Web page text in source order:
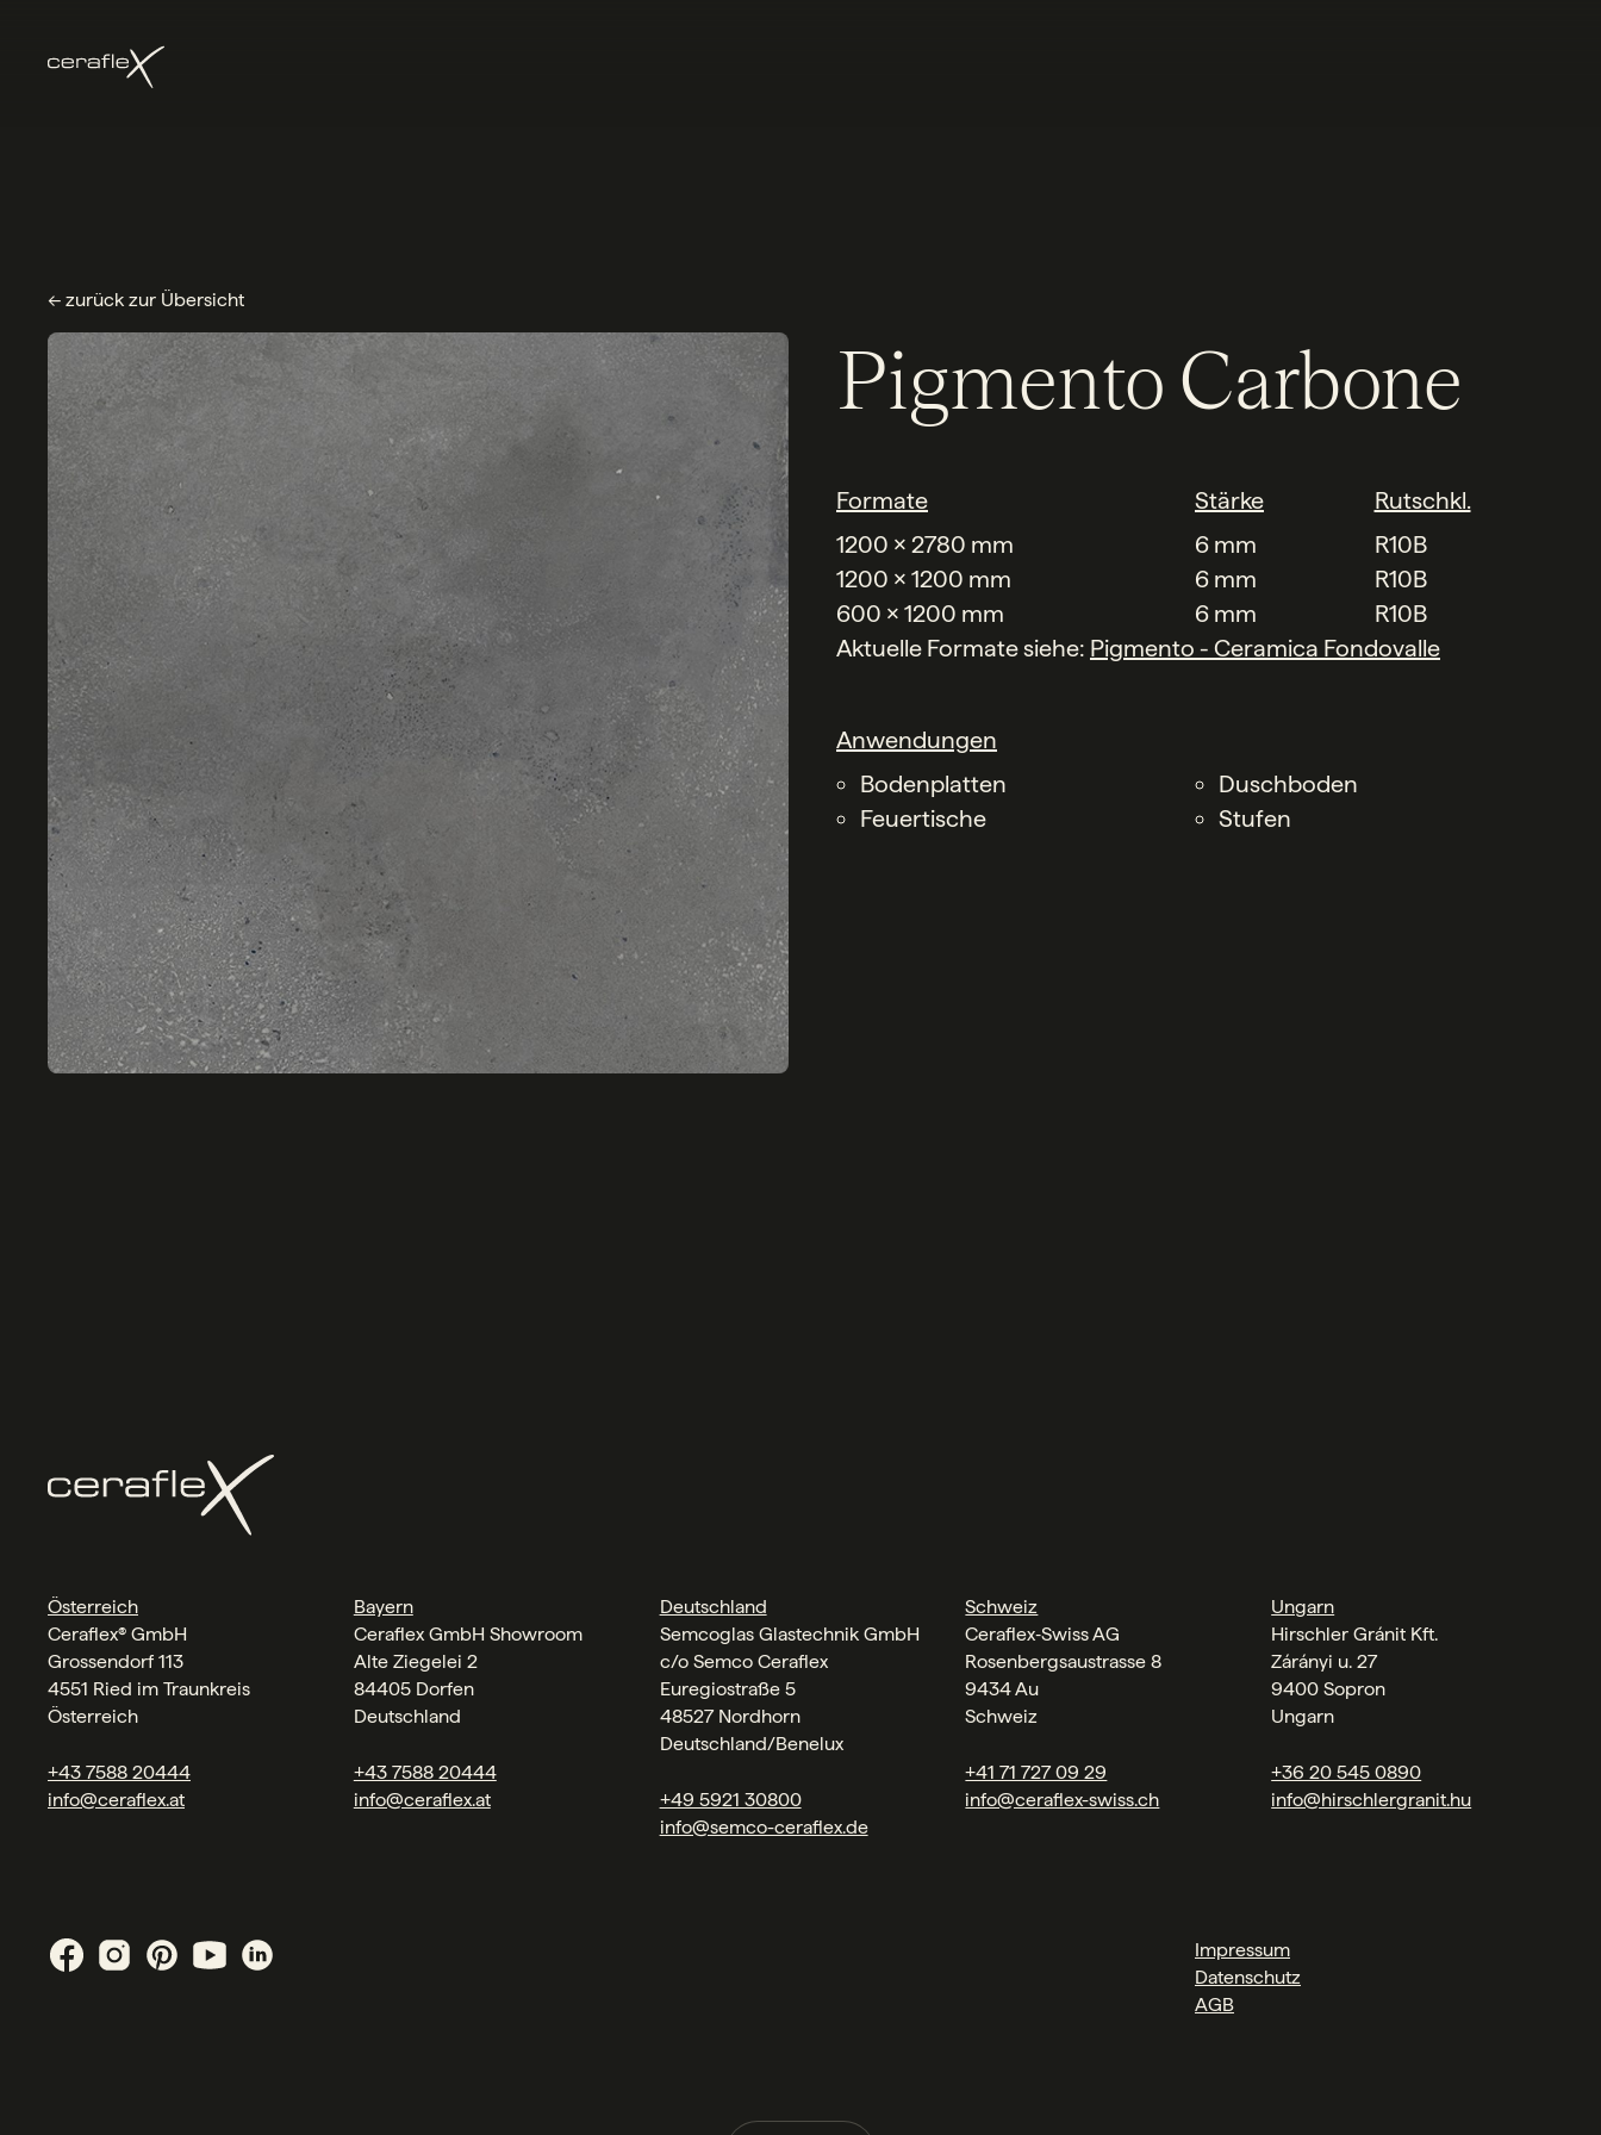
← zurück zur Übersicht
Pigmento Carbone
Formate Stärke
Rutschkl.
1200 x 2780 mm
6 mm
R10B
1200 x 1200 mm
6 mm
R10B
600 x 1200 mm
6 mm
R10B
Aktuelle Formate siehe: Pigmento - Ceramica Fondovalle
Anwendungen
Bodenplatten
Duschboden
Feuertische
Stufen
Österreich
Ceraflex® GmbH
Grossendorf 113
4551 Ried im Traunkreis
Österreich
+43 7588 20444
info@ceraflex.at
Bayern
Ceraflex GmbH Showroom
Alte Ziegelei 2
84405 Dorfen
Deutschland
+43 7588 20444
info@ceraflex.at
Deutschland
Semcoglas Glastechnik GmbH
c/o Semco Ceraflex
Euregiostraße 5
48527 Nordhorn
Deutschland/Benelux
+49 5921 30800
info@semco-ceraflex.de
Schweiz
Ceraflex‑Swiss AG
Rosenbergsaustrasse 8
9434 Au
Schweiz
+41 71 727 09 29
info@ceraflex-swiss.ch
Ungarn
Hirschler Gránit Kft.
Zárányi u. 27
9400 Sopron
Ungarn
+36 20 545 0890
info@hirschlergranit.hu
Impressum
Datenschutz
AGB